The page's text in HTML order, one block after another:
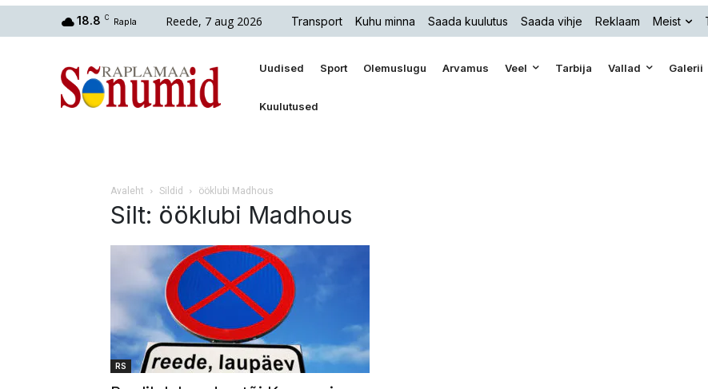
18.8 C Rapla Reede, 7 aug 2026 Transport Kuhu minna Saada kuulutus Saada vihje Reklaam Meist
Uudised Sport Olemuslugu Arvamus Veel Tarbija Vallad Galerii
Kuulutused
Avaleht Sildid ööklubi Madhous
Silt: ööklubi Madhous
RS